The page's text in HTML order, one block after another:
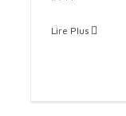
La loire
Lire Plus